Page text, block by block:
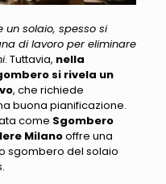
solaio, spesso si
di lavoro per eliminare
. Tuttavia, nella
si rivela un
, che richiede
buona pianificazione.
come Sgombero
Milanooffre una
sgombero del solaio